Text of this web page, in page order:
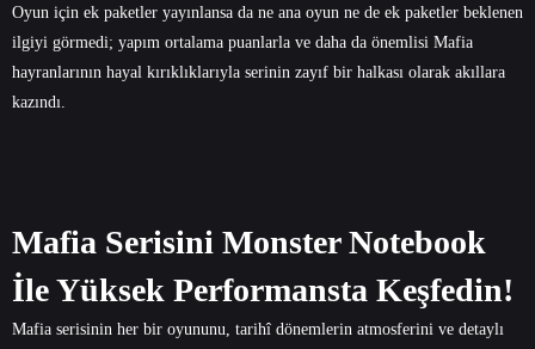
Oyun için ek paketler yayınlansa da ne ana oyun ne de ek paketler beklenen
ilgiyi görmedi; yapım ortalama puanlarla ve daha da önemlisi Mafia
hayranlarının hayal kırıklıklarıyla serinin zayıf bir halkası olarak akıllara
kazındı.
Mafia Serisini Monster Notebook
İle Yüksek Performansta Keşfedin!
Mafia serisinin her bir oyununu, tarihî dönemlerin atmosferini ve detaylı